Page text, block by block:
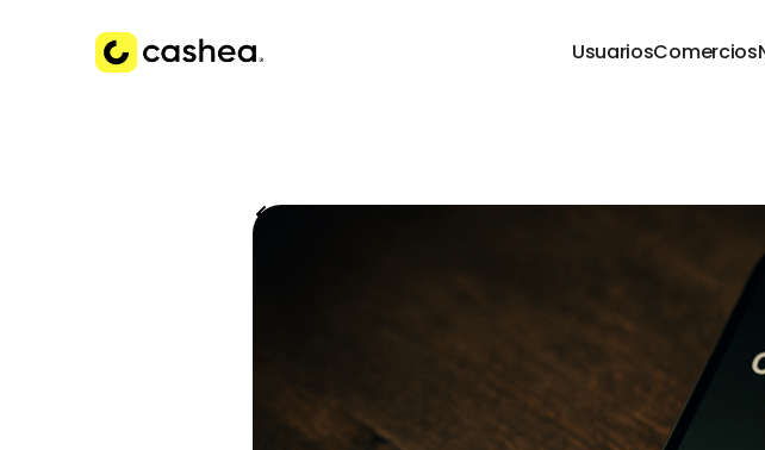
UsuariosComercios
Volver a Historias